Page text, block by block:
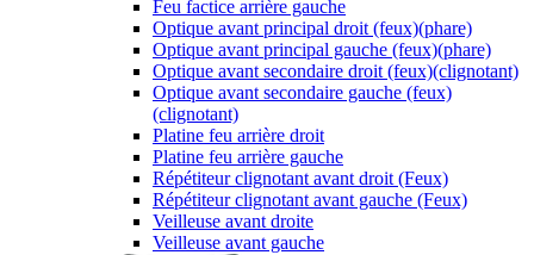
Feu factice arrière gauche
Optique avant principal droit (feux)(phare)
Optique avant principal gauche (feux)(phare)
Optique avant secondaire droit (feux)(clignotant)
Optique avant secondaire gauche (feux)
(clignotant)
Platine feu arrière droit
Platine feu arrière gauche
Répétiteur clignotant avant droit (Feux)
Répétiteur clignotant avant gauche (Feux)
Veilleuse avant droite
Veilleuse avant gauche